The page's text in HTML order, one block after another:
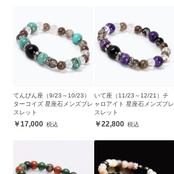
てんびん座（9/23～10/23）
ターコイズ 星座石メンズブレ
スレット
17,000
いて座（11/23～12/21）チ
ャロアイト 星座石メンズブレ
スレット
22,800